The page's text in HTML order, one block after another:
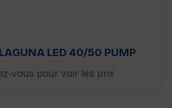
LED 40/50 PUMP
vous pour voir les prix